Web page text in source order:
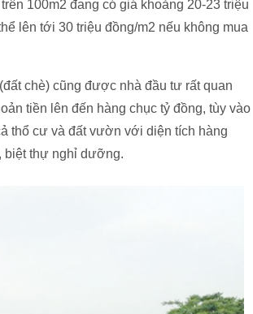
100m2 đang có giá khoảng 20-23 triệu
lên tới 30 triệu đồng/m2 nếu không mua
chè) cũng được nhà đầu tư rất quan
tiền lên đến hàng chục tỷ đồng, tùy vào
thổ cư và đất vườn với diện tích hàng
biệt thự nghỉ dưỡng.